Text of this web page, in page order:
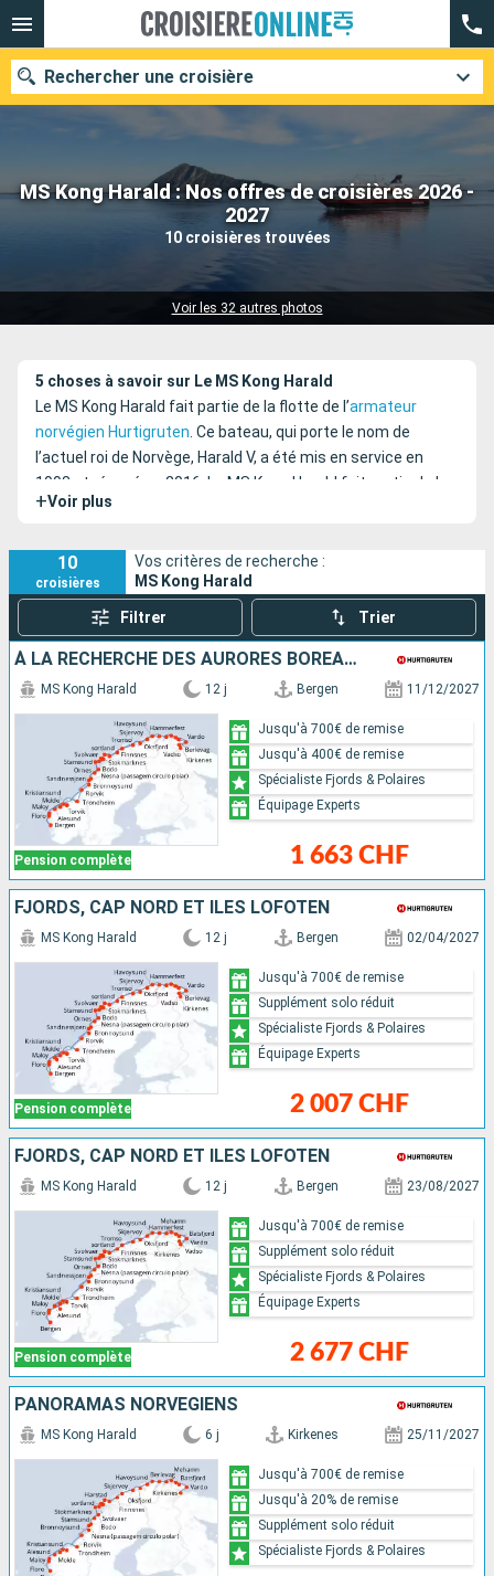
MS Kong Harald : Nos offres de croisières 2026 -
2027
10 croisières trouvées
Voir les 32 autres photos
Rechercher une croisière
Nos destinations
Compagnies
5 choses à savoir sur Le MS Kong Harald
Le MS Kong Harald fait partie de la flotte de l’armateur
norvégien Hurtigruten. Ce bateau, qui porte le nom de
l’actuel roi de Norvège, Harald V, a été mis en service en
1993 et rénové en 2016. Le MS Kong Harald fait partie de la
catégorie Express Côtier et voyage donc le long des côtes
du pays.
+Voir plus
10
croisières
Vos critères de recherche :
MS Kong Harald
Filtrer Trier
À LA RECHERCHE DES AURORES BORÉALES
Pension complète
MS Kong Harald 12 j Bergen 11/12/2027
1 663 CHF
Jusqu'à 700€ de remise
Jusqu'à 400€ de remise
Spécialiste Fjords & Polaires
Équipage Experts
FJORDS, CAP NORD ET ÎLES LOFOTEN
Pension complète
MS Kong Harald 12 j Bergen 02/04/2027
2 007 CHF
Jusqu'à 700€ de remise
Supplément solo réduit
Spécialiste Fjords & Polaires
Équipage Experts
FJORDS, CAP NORD ET ÎLES LOFOTEN
Pension complète
MS Kong Harald 12 j Bergen 23/08/2027
2 677 CHF
Jusqu'à 700€ de remise
Supplément solo réduit
Spécialiste Fjords & Polaires
Équipage Experts
PANORAMAS NORVÉGIENS
MS Kong Harald 6 j Kirkenes 25/11/2027
Jusqu'à 700€ de remise
Jusqu'à 20% de remise
Supplément solo réduit
Spécialiste Fjords & Polaires